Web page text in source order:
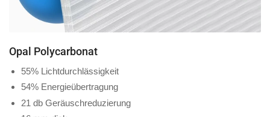
Opal Polycarbonat
55% Lichtdurchlässigkeit
54% Energieübertragung
21 db Geräuschreduzierung